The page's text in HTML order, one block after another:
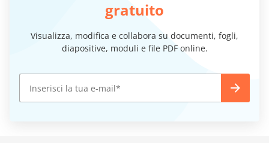
gratuito
Visualizza, modifica e collabora su documenti, fogli,
diapositive, moduli e file PDF online.